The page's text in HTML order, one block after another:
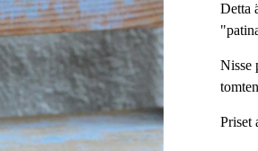
Detta
Nisse
Priset